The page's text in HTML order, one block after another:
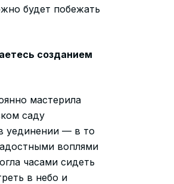
будет побежать
созданием
мастерила
саду
уединении — в то
воплями
часами сидеть
в небо и